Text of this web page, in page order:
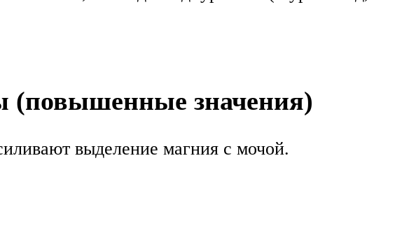
(повышенные значения)
выделение магния с мочой.